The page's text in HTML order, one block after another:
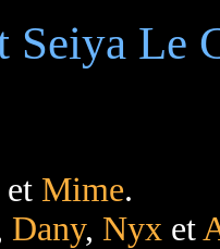
Seiya Le
et Mime.
Dany, Nyx et